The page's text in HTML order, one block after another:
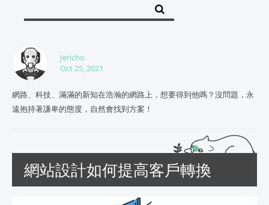
Jericho
Oct 25, 2021
網路、科技、滿滿的新知在浩瀚的網路上，想要得到他嗎？沒問題，永
遠抱持著謙卑的態度，自然會找到方案！
網站設計如何提高客戶轉換